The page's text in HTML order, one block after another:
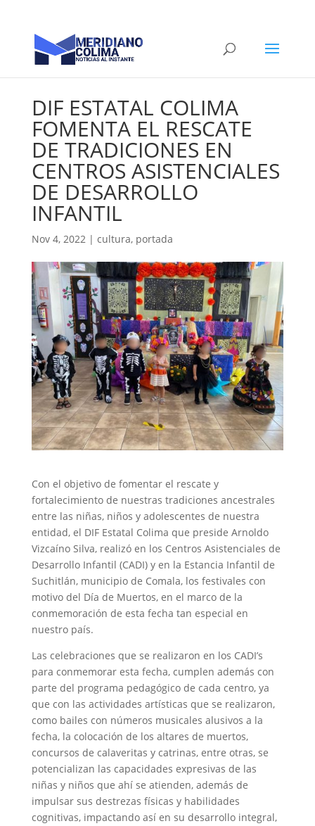
DIF ESTATAL COLIMA
FOMENTA EL RESCATE
DE TRADICIONES EN
CENTROS ASISTENCIALES
DE DESARROLLO
INFANTIL
Nov 4, 2022| cultura, portada
Con el objetivo de fomentar el rescate y
fortalecimiento de nuestras tradiciones ancestrales
entre las niñas, niños y adolescentes de nuestra
entidad, el DIF Estatal Colima que preside Arnoldo
Vizcaíno Silva, realizó en los Centros Asistenciales de
Desarrollo Infantil (CADI) y en la Estancia Infantil de
Suchitlán, municipio de Comala, los festivales con
motivo del Día de Muertos, en el marco de la
conmemoración de esta fecha tan especial en
nuestro país.
Las celebraciones que se realizaron en los CADI’s
para conmemorar esta fecha, cumplen además con
parte del programa pedagógico de cada centro, ya
que con las actividades artísticas que se realizaron,
como bailes con números musicales alusivos a la
fecha, la colocación de los altares de muertos,
concursos de calaveritas y catrinas, entre otras, se
potencializan las capacidades expresivas de las
niñas y niños que ahí se atienden, además de
impulsar sus destrezas físicas y habilidades
cognitivas, impactando así en su desarrollo integral,